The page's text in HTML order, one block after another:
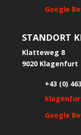
Google
STANDORT
Klatteweg 8
9020 Klagenfurt
+43 (0)
Google